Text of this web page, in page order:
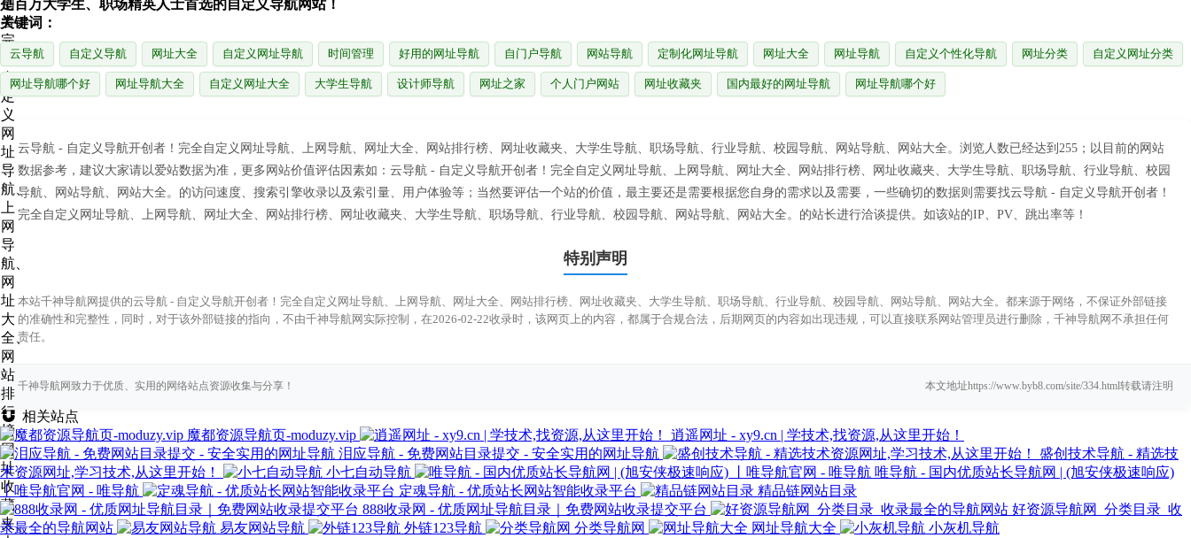
是百万大学生、职场精英人士首选的自定义导航网站！
关键词：
云导航 自定义导航 网址大全 自定义网址导航 时间管理 好用的网址导航 自门户导航 网站导航 定制化网址导航 网址大全 网址导航 自定义个性化导航 网址分类 自定义网址分类
网址导航哪个好 网址导航大全 自定义网址大全 大学生导航 设计师导航 网址之家 个人门户网站 网址收藏夹 国内最好的网址导航 网址导航哪个好
云导航 - 自定义导航开创者！完全自定义网址导航、上网导航、网址大全、网站排行榜、网址收藏夹、大学生导航、职场导航、行业导航、校园导航、网站导航、网站大全。浏览人数已经达到255；以目前的网站
数据参考，建议大家请以爱站数据为准，更多网站价值评估因素如：云导航 - 自定义导航开创者！完全自定义网址导航、上网导航、网址大全、网站排行榜、网址收藏夹、大学生导航、职场导航、行业导航、校园
导航、网站导航、网站大全。的访问速度、搜索引擎收录以及索引量、用户体验等；当然要评估一个站的价值，最主要还是需要根据您自身的需求以及需要，一些确切的数据则需要找云导航 - 自定义导航开创者！
完全自定义网址导航、上网导航、网址大全、网站排行榜、网址收藏夹、大学生导航、职场导航、行业导航、校园导航、网站导航、网站大全。的站长进行洽谈提供。如该站的IP、PV、跳出率等！
特别声明
本站千神导航网提供的云导航 - 自定义导航开创者！完全自定义网址导航、上网导航、网址大全、网站排行榜、网址收藏夹、大学生导航、职场导航、行业导航、校园导航、网站导航、网站大全。都来源于网络，不保证外部链接
的准确性和完整性，同时，对于该外部链接的指向，不由千神导航网实际控制，在2026-02-22收录时，该网页上的内容，都属于合规合法，后期网页的内容如出现违规，可以直接联系网站管理员进行删除，千神导航网不承担任何
责任。
千神导航网致力于优质、实用的网络站点资源收集与分享！ 本文地址https://www.byb8.com/site/334.html转载请注明
相关站点
魔都资源导航页-moduzy.vip
逍遥网址 - xy9.cn | 学技术,找资源,从这里开始！
泪应导航 - 免费网站目录提交 - 安全实用的网址导航
盛创技术导航 - 精选技
术资源网址,学习技术,从这里开始！
小七自动导航
唯导航 - 国内优质站长导航网 | (旭安侠极速响应)
丨唯导航官网 - 唯导航
定魂导航 - 优质站长网站智能收录平台
精品链网站目录
888收录网 - 优质网址导航目录｜免费网站收录提交平台
好资源导航网_分类目录_收
录最全的导航网站
易友网站导航 外链123导航 分类导航网 网址导航大全
小灰机导航